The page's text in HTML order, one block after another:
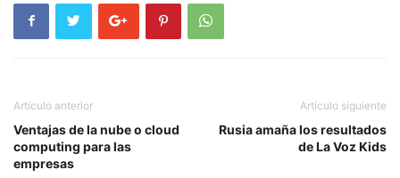
Artículo anterior
Ventajas de la nube o cloud
computing para las
empresas
Artículo siguiente
Rusia amaña los resultados
de La Voz Kids